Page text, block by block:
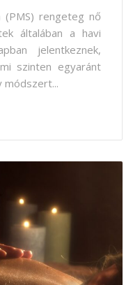
(PMS) rengeteg nő
általában a havi
jelentkeznek,
szinten egyaránt
módszert...